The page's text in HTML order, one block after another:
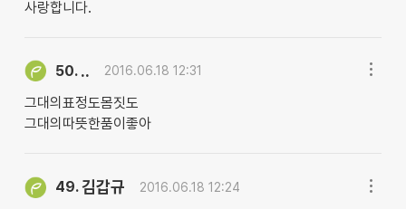
사랑합니다.
50. .. 2016.06.18 12:31
그대의표정도몸짓도
그대의따뜻한품이좋아
49.김갑규 2016.06.18 12:24